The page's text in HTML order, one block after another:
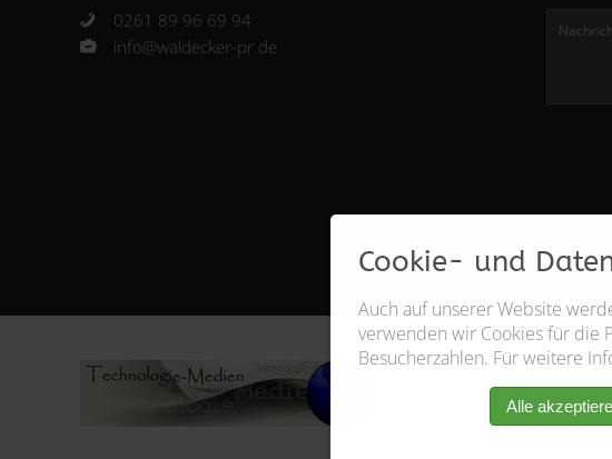
0261 89 96 69 94
info@waldecker-pr.de
Cookie- und
Auch auf unserer Website
verwenden wir Cookies für die
Besucherzahlen. Für weitere
Alle